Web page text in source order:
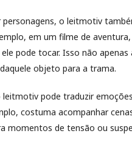
personagens, o leitmotiv
em um filme de
pode tocar. Isso não
objeto para a trama.
pode traduzir
costuma acompanhar
momentos de tensão ou